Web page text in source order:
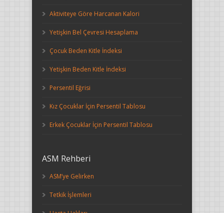
Aktiviteye Göre Harcanan Kalori
Yetişkin Bel Çevresi Hesaplama
Çocuk Beden Kitle İndeksi
Yetişkin Beden Kitle İndeksi
Persentil Eğrisi
Kız Çocuklar İçin Persentil Tablosu
Erkek Çocuklar İçin Persentil Tablosu
ASM Rehberi
ASM’ye Gelirken
Tetkik İşlemleri